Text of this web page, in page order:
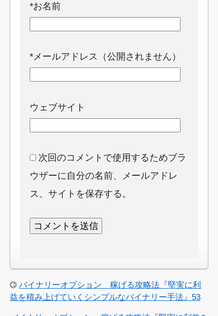
*お名前
*メールアドレス（公開されません）
ウェブサイト
次回のコメントで使用するためブラ
ウザーに自分の名前、メールアドレ
ス、サイトを保存する。
バイナリーオプション 稼げる攻略法『堅実に利
益を積み上げていくシンプルなバイナリー手法』53